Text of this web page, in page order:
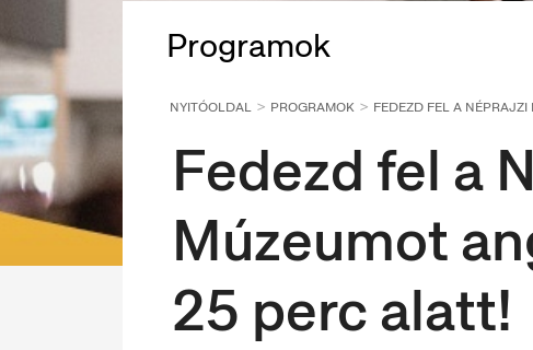
Programok
NYITÓOLDAL PROGRAMOK FEDEZD FEL A
Fedezd fel a
Múzeumot
25 perc alatt!